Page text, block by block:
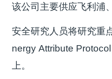
该公司主要供应飞利浦
安全研究人员将研究重
nergy Attribute
上。